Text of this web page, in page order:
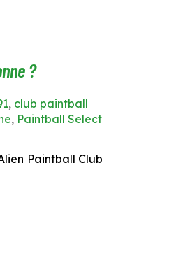
?
, club paintball
, Paintball Select
Paintball Club